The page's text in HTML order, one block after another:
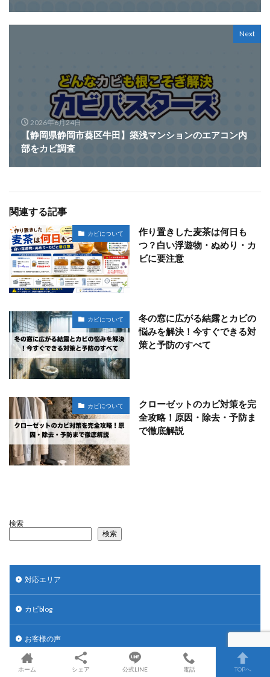
Next
2026年6月24日
【静岡県静岡市葵区牛田】築浅マンションのエアコン内
部をカビ調査
関連する記事
カビについて
作り置きした麦茶は何日も
つ？白い浮遊物・ぬめり・カ
ビに要注意
カビについて
冬の窓に広がる結露とカビの
悩みを解決！今すぐできる対
策と予防のすべて
カビについて
クローゼットのカビ対策を完
全攻略！原因・除去・予防ま
で徹底解説
検索
検索
対応エリア
カビblog
お客様の声
選ばれる理由
ホーム シェア 公式LINE 電話 TOPへ